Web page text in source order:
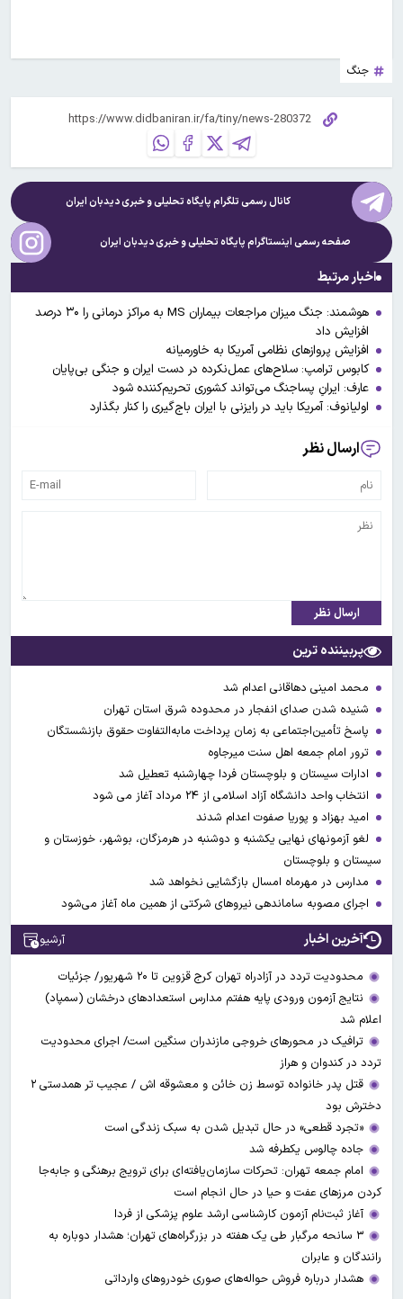
جنگ
کانال رسمی تلگرام پایگاه تحلیلی و خبریدیدبان ایران
صفحه رسمی اینستاگرام پایگاه تحلیلی و خبریدیدبان ایران
اخبار مرتبط
هوشمند: جنگ میزان مراجعات بیماران MS به مراکز درمانی را ۳۰ درصد
افزایش داد
افزایش پروازهای نظامی آمریکا به خاورمیانه
کابوس ترامپ: سلاح‌های عمل‌نکرده در دست ایران و جنگی بی‌پایان
عارف: ایرانِ پساجنگ می‌تواند کشوری تحریم‌کننده شود
اولیانوف: آمریکا باید در رایزنی با ایران باج‌گیری را کنار بگذارد
ارسال نظر
ارسال نظر
پربیننده ترین
محمد امینی دهاقانی اعدام شد
شنیده شدن صدای انفجار در محدوده شرق استان تهران
پاسخ تأمین‌اجتماعی به زمان پرداخت مابه‌التفاوت حقوق بازنشستگان
ترور امام جمعه اهل سنت میرجاوه
ادارات سیستان و بلوچستان فردا چهارشنبه تعطیل شد
انتخاب واحد دانشگاه آزاد اسلامی از ۲۴ مرداد آغاز می شود
امید بهزاد و پوریا صفوت اعدام شدند
لغو آزمونهای نهایی یکشنبه و دوشنبه در هرمزگان، بوشهر، خوزستان و
سیستان و بلوچستان
مدارس در مهرماه امسال بازگشایی نخواهد شد
اجرای مصوبه ساماندهی نیرو‌های شرکتی از همین ماه آغاز می‌شود
آخرین اخبار آرشیو
محدودیت تردد در آزادراه تهران کرج قزوین تا ۲۰ شهریور/ جزئیات
نتایج آزمون ورودی پایه هفتم مدارس استعدادهای درخشان (سمپاد)
اعلام شد
ترافیک در محورهای خروجی مازندران سنگین است/ اجرای محدودیت
تردد در کندوان و هراز
قتل پدر خانواده توسط زن خائن و معشوقه اش / عجیب تر همدستی ۲
دخترش بود
«تجرد قطعی» در حال تبدیل شدن به سبک زندگی است
جاده چالوس یکطرفه شد
امام جمعه تهران: تحرکات سازمان‌یافته‌ای برای ترویج برهنگی و جابه‌جا
کردن مرزهای عفت و حیا در حال انجام است
آغاز ثبت‌نام‌ آزمون کارشناسی ارشد علوم پزشکی از فردا
۳ سانحه مرگبار طی یک هفته در بزرگراه‌های تهران؛ هشدار دوباره به
رانندگان و عابران
هشدار درباره فروش حواله‌های صوری خودروهای وارداتی